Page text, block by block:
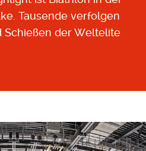
Tausende verfolgen
Schießen der Weltelite